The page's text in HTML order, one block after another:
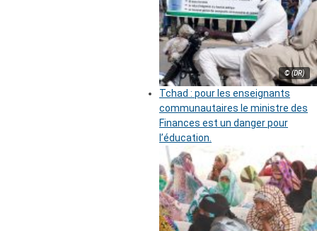
© (DR)
Tchad : pour les enseignants
communautaires le ministre des
Finances est un danger pour
l’éducation.